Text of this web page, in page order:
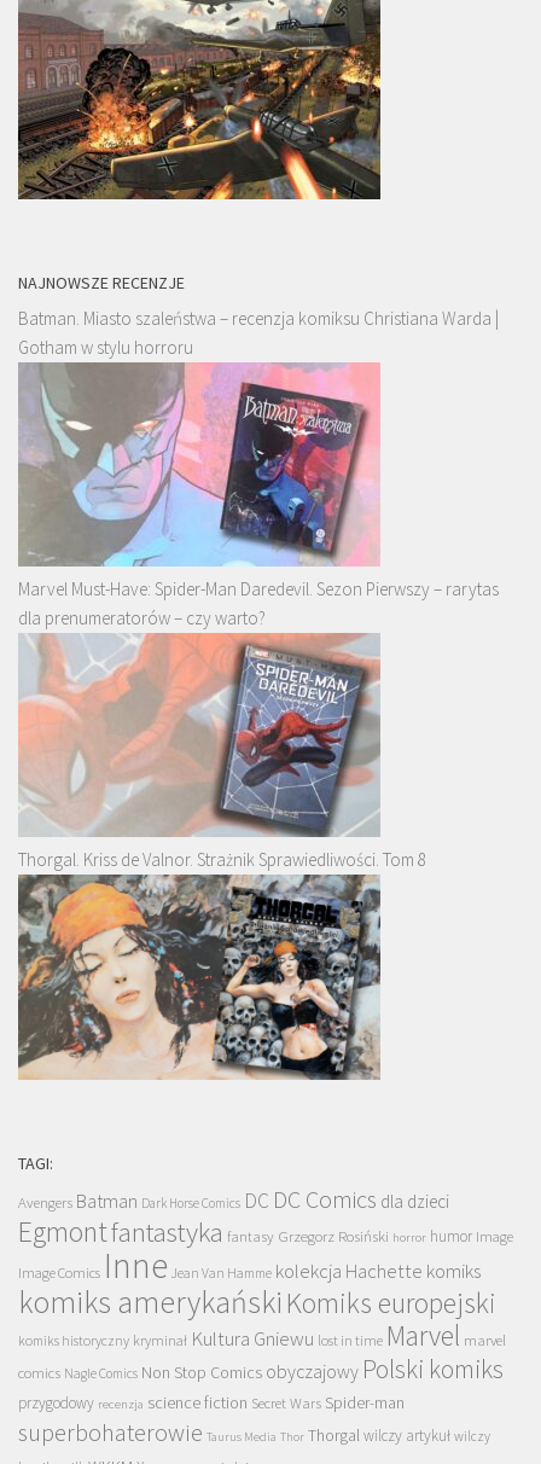
NAJNOWSZE RECENZJE
Batman. Miasto szaleństwa – recenzja komiksu Christiana Warda |
Gotham w stylu horroru
Marvel Must-Have: Spider-Man Daredevil. Sezon Pierwszy – rarytas
dla prenumeratorów – czy warto?
Thorgal. Kriss de Valnor. Strażnik Sprawiedliwości. Tom 8
TAGI:
Avengers Batman Dark Horse Comics DC DC Comics dla dzieci
Egmontfantastyka fantasy Grzegorz Rosiński horror humor Image
Image Comics Inne Jean Van Hamme kolekcja Hachette komiks
komiks amerykański Komiks europejski
komiks historyczny kryminał Kultura Gniewu lost in time Marvel marvel
comics Nagle Comics Non Stop Comics obyczajowy Polski komiks
przygodowy recenzja science fiction Secret Wars Spider-man
superbohaterowie Taurus Media Thor Thorgalwilczy artykuł wilczy